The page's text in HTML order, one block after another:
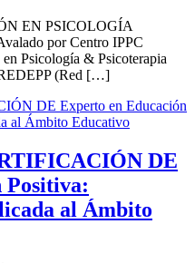
EN PSICOLOGÍA
por Centro IPPC
Psicología & Psicoterapia
(Red […]
DE
Positiva:
al Ámbito